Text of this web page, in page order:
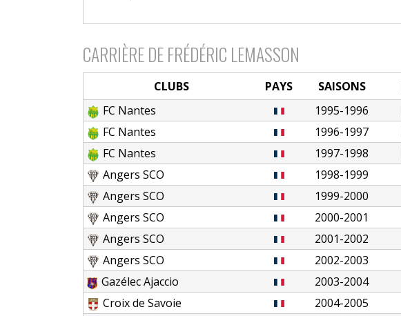
CARRIÈRE DE FRÉDÉRIC LEMASSON
CLUBS PAYS SAISONS
FC Nantes
1995-1996
FC Nantes
1996-1997
FC Nantes
1997-1998
Angers SCO
1998-1999
Angers SCO
1999-2000
Angers SCO
2000-2001
Angers SCO
2001-2002
Angers SCO
2002-2003
Gazélec Ajaccio
2003-2004
Croix de Savoie
2004-2005